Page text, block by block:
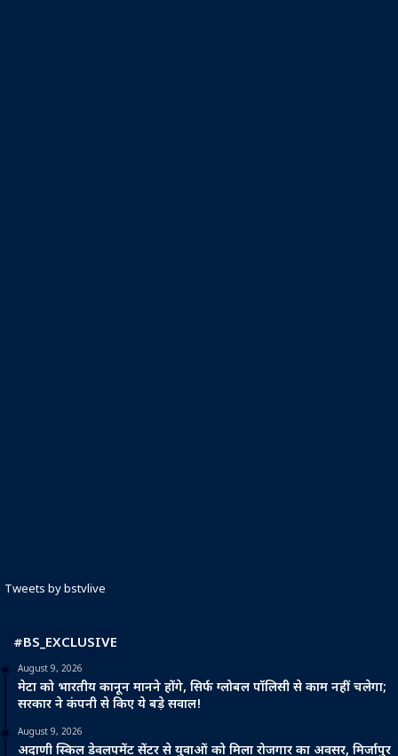
Tweets by bstvlive
#BS_EXCLUSIVE
August 9, 2026
मेटा को भारतीय कानून मानने होंगे, सिर्फ ग्लोबल पॉलिसी से काम नहीं चलेगा;
सरकार ने कंपनी से किए ये बड़े सवाल!
August 9, 2026
अदाणी स्किल डेवलपमेंट सेंटर से युवाओं को मिला रोजगार का अवसर, मिर्जापुर